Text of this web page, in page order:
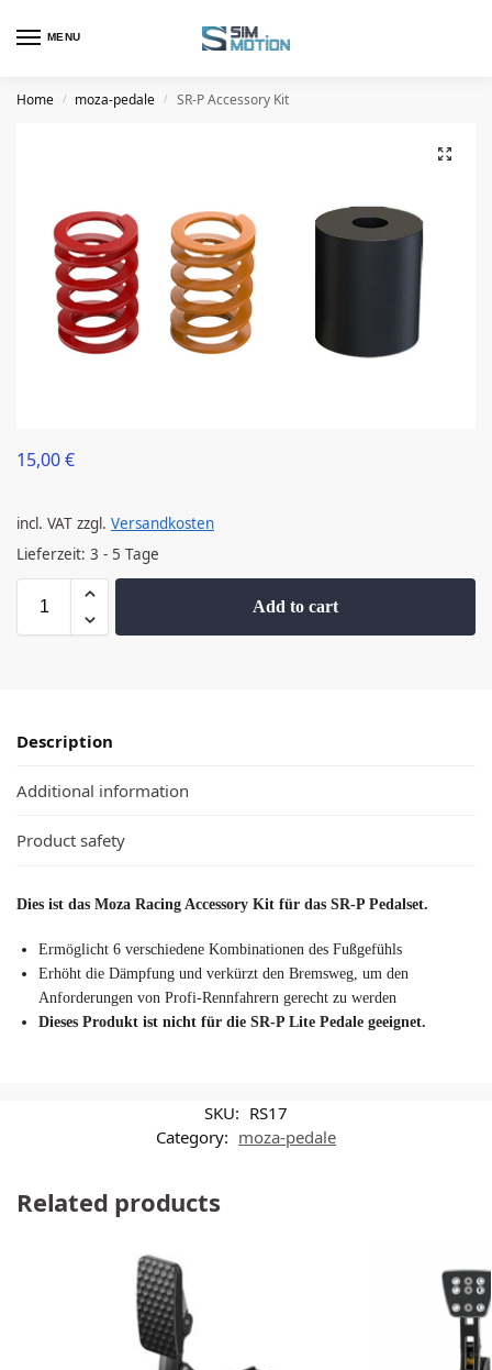
MENU
Home / moza-pedale / SR-P Accessory Kit
15,00€
incl. VAT zzgl. Versandkosten
Lieferzeit: 3 - 5 Tage
Add to cart
Description
Additional information
Product safety
Dies ist das Moza Racing Accessory Kit für das SR-P Pedalset.
Ermöglicht 6 verschiedene Kombinationen des Fußgefühls
Erhöht die Dämpfung und verkürzt den Bremsweg, um den
Anforderungen von Profi-Rennfahrern gerecht zu werden
Dieses Produkt ist nicht für die SR-P Lite Pedale geeignet.
SKU: RS17
Category: moza-pedale
Related products